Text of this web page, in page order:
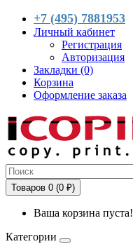
+7 (495) 7881953
Личный кабинет
Регистрация
Авторизация
Закладки (0)
Корзина
Оформление заказа
Товаров 0 (0 ₽)
Ваша корзина пуста!
Категории